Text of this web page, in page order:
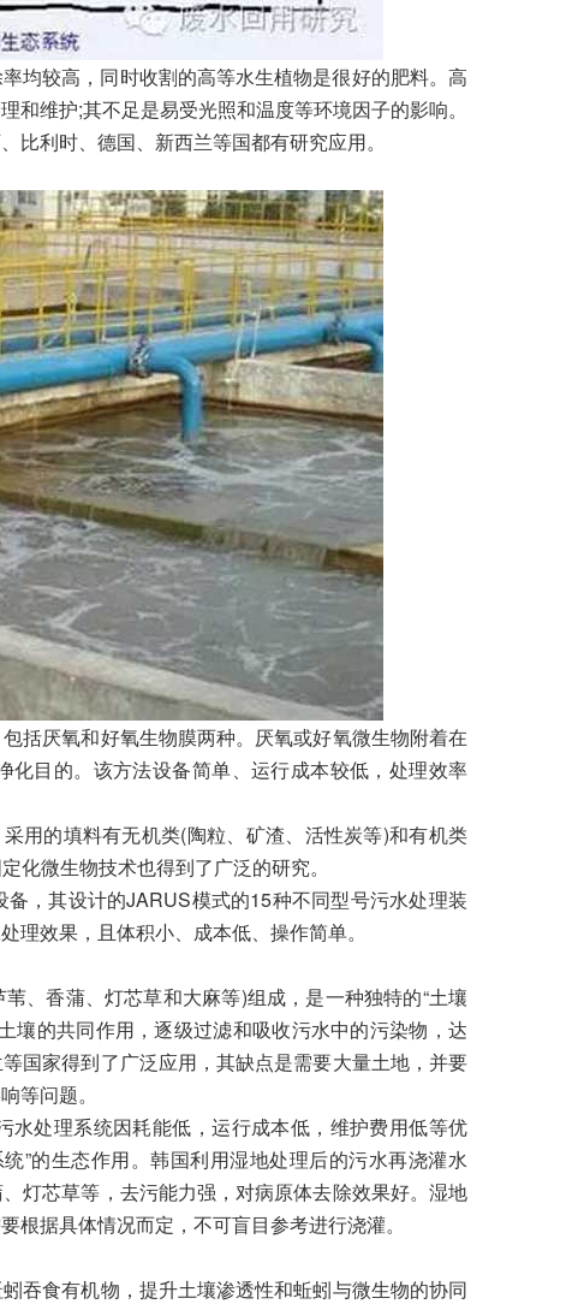
均较高，同时收割的高等水生植物是很好的肥料。高
维护;其不足是易受光照和温度等环境因子的影响。
比利时、德国、新西兰等国都有研究应用。
括厌氧和好氧生物膜两种。厌氧或好氧微生物附着在
目的。该方法设备简单、运行成本较低，处理效率
用的填料有无机类(陶粒、矿渣、活性炭等)和有机类
化微生物技术也得到了广泛的研究。
，其设计的JARUS模式的15种不同型号污水处理装
效果，且体积小、成本低、操作简单。
、香蒲、灯芯草和大麻等)组成，是一种独特的“土壤
的共同作用，逐级过滤和吸收污水中的污染物，达
国家得到了广泛应用，其缺点是需要大量土地，并要
等问题。
处理系统因耗能低，运行成本低，维护费用低等优
”的生态作用。韩国利用湿地处理后的污水再浇灌水
灯芯草等，去污能力强，对病原体去除效果好。湿地
据具体情况而定，不可盲目参考进行浇灌。
吞食有机物，提升土壤渗透性和蚯蚓与微生物的协同